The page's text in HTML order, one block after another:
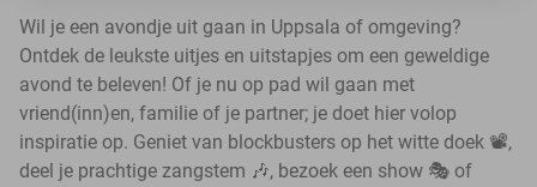
Wil je een avondje uit gaan in Uppsala of omgeving?
Ontdek de leukste uitjes en uitstapjes om een geweldige
avond te beleven! Of je nu op pad wil gaan met
vriend(inn)en, familie of je partner; je doet hier volop
inspiratie op. Geniet van blockbusters op het witte doek 📽️,
deel je prachtige zangstem 🎶, bezoek een show 🎭 of